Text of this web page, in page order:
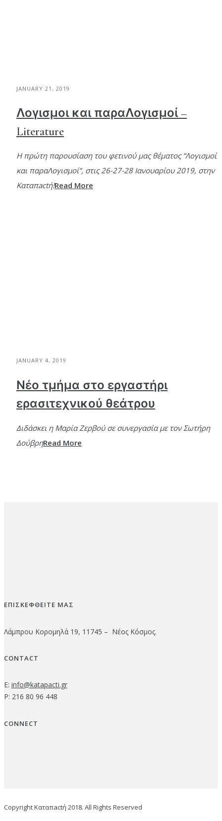
JANUARY 21, 2019
Λογισμοι και παραΛογισμοί –
Literature
Η πρώτη παρουσίαση του φετινού μας θέματος “Λογισμοί
και παραΛογισμοί”, στις 26-27-28 Ιανουαρίου 2019, στην
Καταπactή!Read More
JANUARY 4, 2019
Νέο τμήμα στο εργαστήρι
ερασιτεχνικού θεάτρου
Διδάσκει η Μαρία Ζερβού σε συνεργασία με τον Σωτήρη
ΔούβρηRead More
ΕΠΙΣΚΕΦΘΕΙΤΕ ΜΑΣ
Λάμπρου Κορομηλά 19, 11745 – Νέος Κόσμος.
CONTACT
E: info@katapacti.gr
P: 216 80 96 448
CONNECT
Copyright Καταπactή 2018. All Rights Reserved